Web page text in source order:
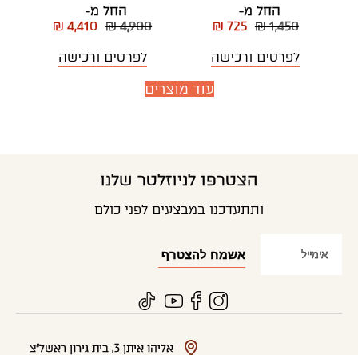
החל מ-
₪ 1,450
₪ 725
לפרטים ורכישה
החל מ-
₪ 4,900
₪ 4,410
לפרטים ורכישה
עוד מוצרים
הצטרפו לניוזלטר שלנו
ותתעדכנו במבצעים לפני כולם
אליהו איתן 3, בית גירון ראשל"צ